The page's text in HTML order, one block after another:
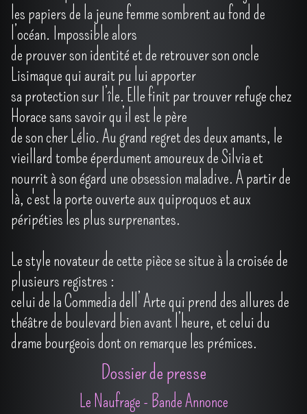
les papiers de la jeune femme sombrent au fond de
l’océan. Impossible alors
de prouver son identité et de retrouver son oncle
Lisimaque qui aurait pu lui apporter
sa protection sur l’île. Elle finit par trouver refuge chez
Horace sans savoir qu’il est le père
de son cher Lélio. Au grand regret des deux amants, le
vieillard tombe éperdument amoureux de Silvia et
nourrit à son égard une obsession maladive. A partir de
là, c'est la porte ouverte aux quiproquos et aux
péripéties les plus surprenantes.
Le style novateur de cette pièce se situe à la croisée de
plusieurs registres :
celui de la Commedia dell’ Arte qui prend des allures de
théâtre de boulevard bien avant l’heure, et celui du
drame bourgeois dont on remarque les prémices.
Dossier de presse
Le Naufrage - Bande Annonce